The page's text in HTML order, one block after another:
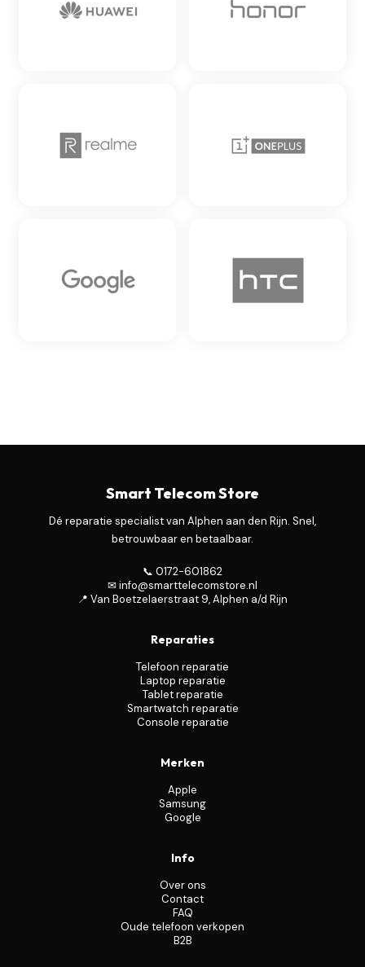
Smart Telecom Store
Dé reparatie specialist van Alphen aan den Rijn. Snel,
betrouwbaar en betaalbaar.
📞 0172-601862
✉ info@smarttelecomstore.nl
📍 Van Boetzelaerstraat 9, Alphen a/d Rijn
Reparaties
Telefoon reparatie
Laptop reparatie
Tablet reparatie
Smartwatch reparatie
Console reparatie
Merken
Apple
Samsung
Google
Info
Over ons
Contact
FAQ
Oude telefoon verkopen
B2B